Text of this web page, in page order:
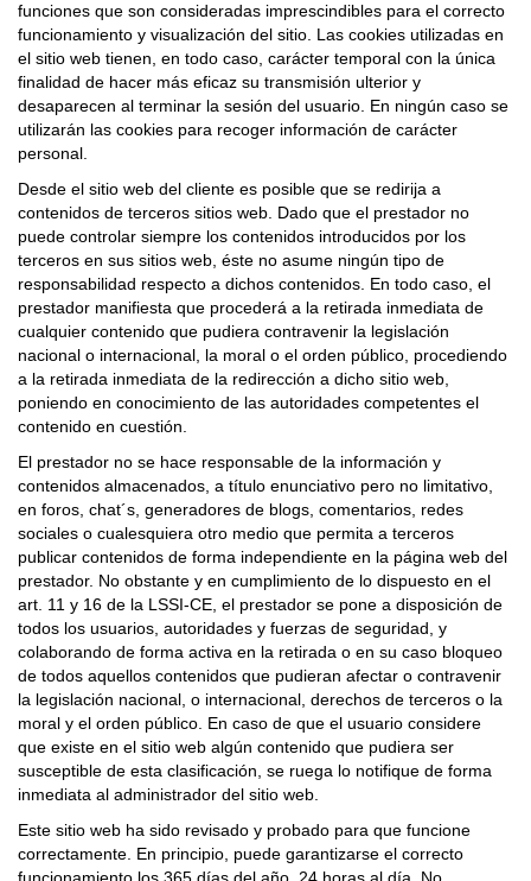
funciones que son consideradas imprescindibles para el correcto
funcionamiento y visualización del sitio. Las cookies utilizadas en
el sitio web tienen, en todo caso, carácter temporal con la única
finalidad de hacer más eficaz su transmisión ulterior y
desaparecen al terminar la sesión del usuario. En ningún caso se
utilizarán las cookies para recoger información de carácter
personal.
Desde el sitio web del cliente es posible que se redirija a
contenidos de terceros sitios web. Dado que el prestador no
puede controlar siempre los contenidos introducidos por los
terceros en sus sitios web, éste no asume ningún tipo de
responsabilidad respecto a dichos contenidos. En todo caso, el
prestador manifiesta que procederá a la retirada inmediata de
cualquier contenido que pudiera contravenir la legislación
nacional o internacional, la moral o el orden público, procediendo
a la retirada inmediata de la redirección a dicho sitio web,
poniendo en conocimiento de las autoridades competentes el
contenido en cuestión.
El prestador no se hace responsable de la información y
contenidos almacenados, a título enunciativo pero no limitativo,
en foros, chat´s, generadores de blogs, comentarios, redes
sociales o cualesquiera otro medio que permita a terceros
publicar contenidos de forma independiente en la página web del
prestador. No obstante y en cumplimiento de lo dispuesto en el
art. 11 y 16 de la LSSI-CE, el prestador se pone a disposición de
todos los usuarios, autoridades y fuerzas de seguridad, y
colaborando de forma activa en la retirada o en su caso bloqueo
de todos aquellos contenidos que pudieran afectar o contravenir
la legislación nacional, o internacional, derechos de terceros o la
moral y el orden público. En caso de que el usuario considere
que existe en el sitio web algún contenido que pudiera ser
susceptible de esta clasificación, se ruega lo notifique de forma
inmediata al administrador del sitio web.
Este sitio web ha sido revisado y probado para que funcione
correctamente. En principio, puede garantizarse el correcto